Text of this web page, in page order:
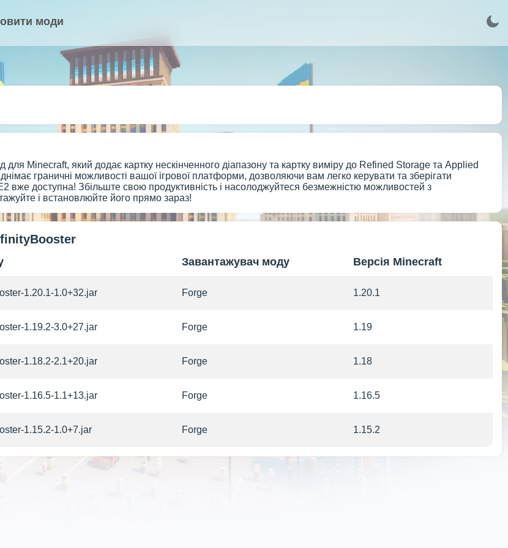
моди
Minecraft, який додає картку нескінченного діапазону та картку виміру до Refined Storage та Applied
граничні можливості вашої ігрової платформи, дозволяючи вам легко керувати та зберігати
вже доступна! Збільште свою продуктивність і насолоджуйтеся безмежністю можливостей з
і встановлюйте його прямо зараз!
Завантажувач моду Версія Minecraft
1.20.1-1.0+32.jar Forge 1.20.1
1.19.2-3.0+27.jar Forge 1.19
1.18.2-2.1+20.jar Forge 1.18
1.16.5-1.1+13.jar Forge 1.16.5
1.15.2-1.0+7.jar Forge 1.15.2